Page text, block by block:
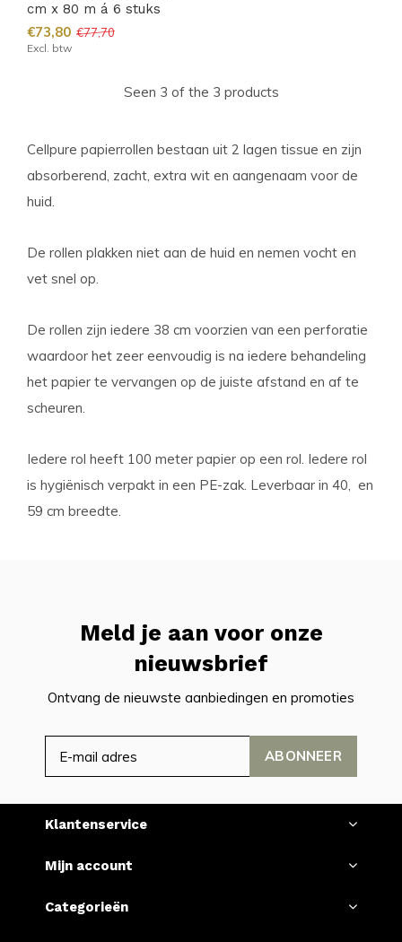
cm x 80 m á 6 stuks
€73,80 €77,70
Excl. btw
Seen 3 of the 3 products
Cellpure papierrollen bestaan uit 2 lagen tissue en zijn
absorberend, zacht, extra wit en aangenaam voor de
huid.
De rollen plakken niet aan de huid en nemen vocht en
vet snel op.
De rollen zijn iedere 38 cm voorzien van een perforatie
waardoor het zeer eenvoudig is na iedere behandeling
het papier te vervangen op de juiste afstand en af te
scheuren.
Iedere rol heeft 100 meter papier op een rol. Iedere rol
is hygiënisch verpakt in een PE-zak. Leverbaar in 40, en
59 cm breedte.
Meld je aan voor onze
nieuwsbrief
Ontvang de nieuwste aanbiedingen en promoties
ABONNEER
Klantenservice
Mijn account
Categorieën